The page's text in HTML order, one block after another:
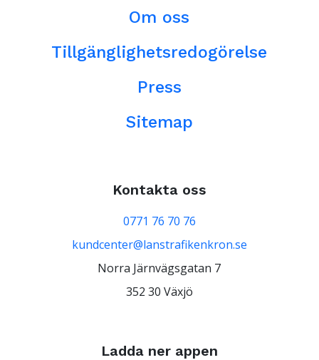
Om oss
Tillgänglighetsredogörelse
Press
Sitemap
Kontakta oss
0771 76 70 76
kundcenter@lanstrafikenkron.se
Norra Järnvägsgatan 7
352 30 Växjö
Ladda ner appen